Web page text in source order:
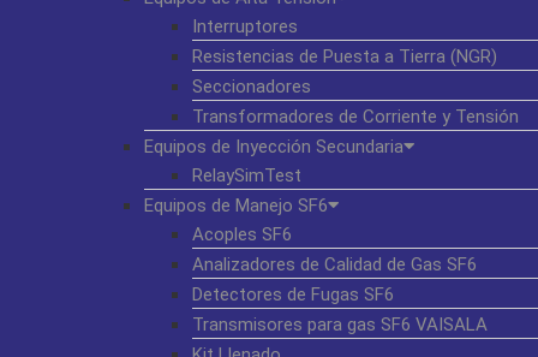
Interruptores
Resistencias de Puesta a Tierra (NGR)
Seccionadores
Transformadores de Corriente y Tensión
Equipos de Inyección Secundaria
RelaySimTest
Equipos de Manejo SF6
Acoples SF6
Analizadores de Calidad de Gas SF6
Detectores de Fugas SF6
Transmisores para gas SF6 VAISALA